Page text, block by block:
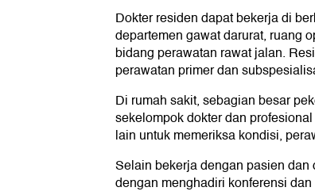
Dokter residen dapat bekerja di
departemen gawat darurat, ruang
bidang perawatan rawat jalan.
perawatan primer dan
Di rumah sakit, sebagian besar
sekelompok dokter dan
lain untuk memeriksa kondisi,
Selain bekerja dengan pasien
dengan menghadiri konferensi